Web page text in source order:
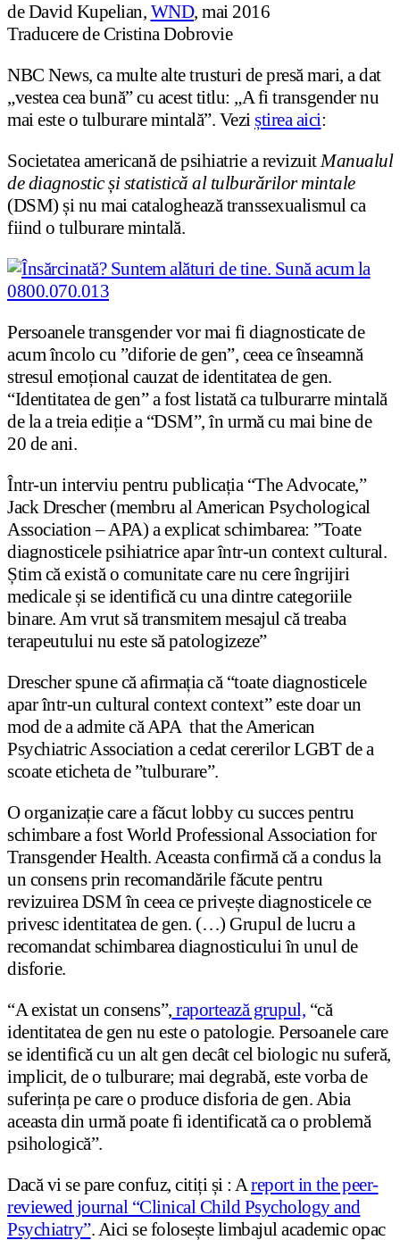
de David Kupelian, WND, mai 2016
Traducere de Cristina Dobrovie
NBC News, ca multe alte trusturi de presă mari, a dat
„vestea cea bună” cu acest titlu: „A fi transgender nu
mai este o tulburare mintală”. Veziștirea aici:
Societatea americană de psihiatrie a revizuitManualul
de diagnostic și statistică al tulburărilor mintale
(DSM) și nu mai cataloghează transsexualismul ca
fiind o tulburare mintală.
Persoanele transgender vor mai fi diagnosticate de
acum încolo cu ”diforie de gen”, ceea ce înseamnă
stresul emoțional cauzat de identitatea de gen.
“Identitatea de gen” a fost listată ca tulburarre mintală
de la a treia ediție a “DSM”, în urmă cu mai bine de
20 de ani.
Într-un interviu pentru publicația “The Advocate,”
Jack Drescher (membru al American Psychological
Association – APA) a explicat schimbarea: ”Toate
diagnosticele psihiatrice apar într-un context cultural.
Știm că există o comunitate care nu cere îngrijiri
medicale și se identifică cu una dintre categoriile
binare. Am vrut să transmitem mesajul că treaba
terapeutului nu este să patologizeze”
Drescher spune că afirmația că “toate diagnosticele
apar într-un cultural context context” este doar un
mod de a admite că APA that the American
Psychiatric Association a cedat cererilor LGBT de a
scoate eticheta de ”tulburare”.
O organizație care a făcut lobby cu succes pentru
schimbare a fost World Professional Association for
Transgender Health. Aceasta confirmă că a condus la
un consens prin recomandările făcute pentru
revizuirea DSM în ceea ce privește diagnosticele ce
privesc identitatea de gen. (…) Grupul de lucru a
recomandat schimbarea diagnosticului în unul de
disforie.
“A existat un consens”, raportează grupul, “că
identitatea de gen nu este o patologie. Persoanele care
se identifică cu un alt gen decât cel biologic nu suferă,
implicit, de o tulburare; mai degrabă, este vorba de
suferința pe care o produce disforia de gen. Abia
aceasta din urmă poate fi identificată ca o problemă
psihologică”.
Dacă vi se pare confuz, citiți și : Areport in the peer-
reviewed journal “Clinical Child Psychology and
Psychiatry”. Aici se folosește limbajul academic opac